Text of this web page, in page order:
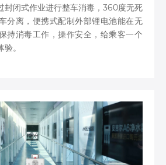
封闭式作业进行整车消毒，360度无死
分离，便携式配制外部锂电池能在无
持消毒工作，操作安全，给乘客一个
。